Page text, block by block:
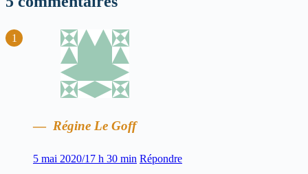
Régine Le Goff
5 mai 2020/17 h 30 min Répondre